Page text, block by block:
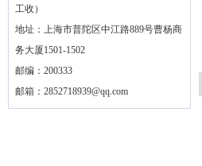
工收）
地址：上海市普陀区中江路889号曹杨商
务大厦1501-1502
邮编：200333
邮箱： 2852718939@qq.com